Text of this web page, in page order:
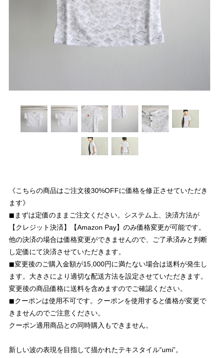
《こちらの商品はご注文後30%OFFに価格を修正させていただき
ます》
◼︎まずは定価のままご注文ください。システム上、決済方法が
【クレジット決済】【Amazon Pay】のみ価格変更が可能です。
他の決済の場合は価格変更ができませんので、ご了承済みと判断
し定価にて決済させていただきます。
◼︎変更後のご購入金額が15,000円に満たない場合は送料が発生し
ます。大きさにより適切な配送方法を設定させていただきます。
変更後の商品価格に送料を含めますのでご確認ください。
◼︎クーポンは使用不可です。クーポンを使用すると価格が変更で
きませんのでご注意ください。
クーポン適用商品との同時購入もできません。
新しい波の表現を目指して描かれたテキスタイル“umi”。